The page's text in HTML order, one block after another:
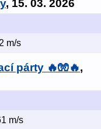
, 15. 03. 2026
m/s
párty 🔥🧤🔥,
m/s